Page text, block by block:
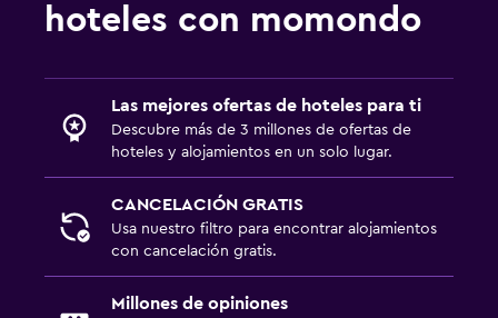
hoteles con momondo
Las mejores ofertas de hoteles para ti
Descubre más de 3 millones de ofertas de
hoteles y alojamientos en un solo lugar.
CANCELACIÓN GRATIS
Usa nuestro filtro para encontrar alojamientos
con cancelación gratis.
Millones de opiniones